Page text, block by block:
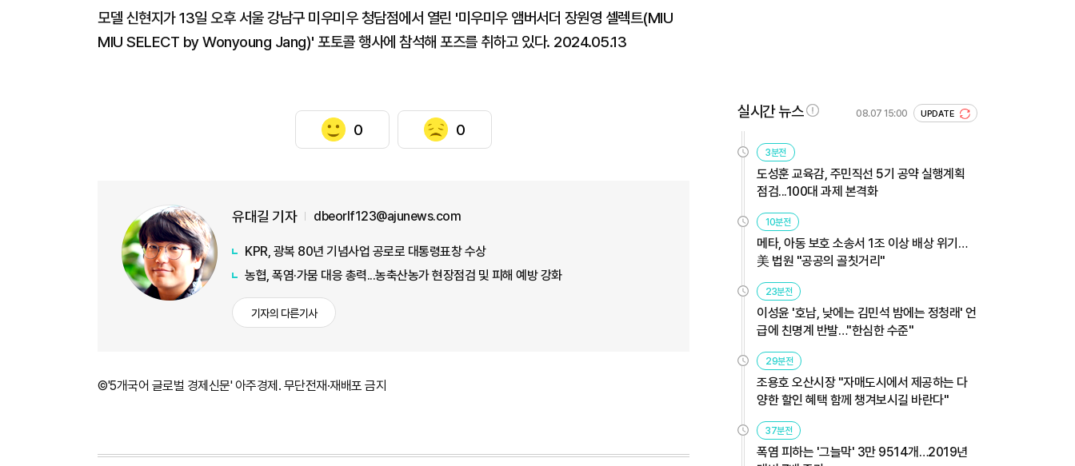
모델 신현지가 13일 오후 서울 강남구 미우미우 청담점에서 열린 '미우미우 앰버서더 장원영 셀렉트(MIU
MIU SELECT by Wonyoung Jang)' 포토콜 행사에 참석해 포즈를 취하고 있다. 2024.05.13
0 0
유대길 기자 dbeorlf123@ajunews.com
KPR, 광복 80년 기념사업 공로로 대통령표창 수상
농협, 폭염·가뭄 대응 총력...농축산농가 현장점검 및 피해 예방 강화
기자의 다른기사
©'5개국어 글로벌 경제신문' 아주경제. 무단전재·재배포 금지
실시간 뉴스 08.07 15:00 UPDATE
3분전
도성훈 교육감, 주민직선 5기 공약 실행계획
점검...100대 과제 본격화
10분전
메타, 아동 보호 소송서 1조 이상 배상 위기…
美 법원 "공공의 골칫거리"
23분전
이성윤 '호남, 낮에는 김민석 밤에는 정청래' 언
급에 친명계 반발…"한심한 수준"
29분전
조용호 오산시장 "자매도시에서 제공하는 다
양한 할인 혜택 함께 챙겨보시길 바란다"
37분전
폭염 피하는 '그늘막' 3만 9514개…2019년